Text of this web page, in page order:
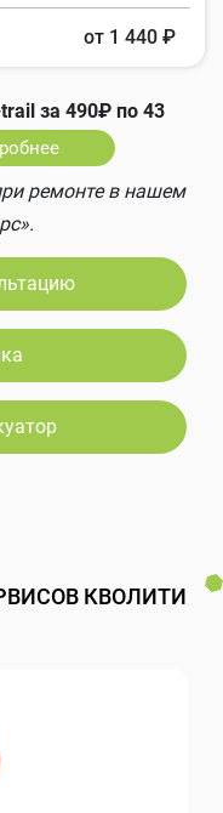
от 1 440 ₽
за 490₽ по 43
ремонте в нашем
КВОЛИТИ